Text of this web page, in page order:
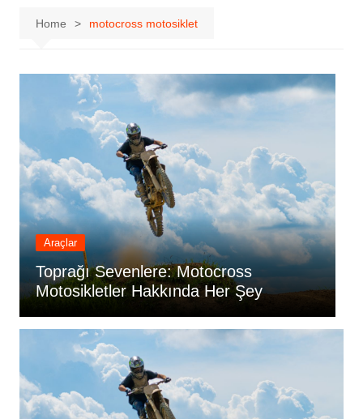
Home motocross motosiklet
Araçlar
Toprağı Sevenlere: Motocross
Motosikletler Hakkında Her Şey